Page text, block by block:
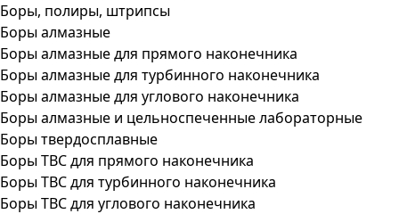
Боры, полиры, штрипсы
Боры алмазные
Боры алмазные для прямого наконечника
Боры алмазные для турбинного наконечника
Боры алмазные для углового наконечника
Боры алмазные и цельноспеченные лабораторные
Боры твердосплавные
Боры ТВС для прямого наконечника
Боры ТВС для турбинного наконечника
Боры ТВС для углового наконечника